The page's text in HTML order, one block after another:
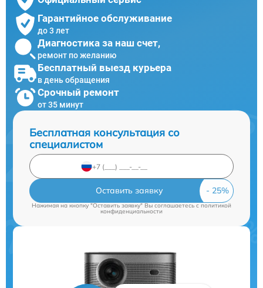
Гарантийное обслуживание
до 3 лет
Диагностика за наш счет,
ремонт по желанию
Бесплатный выезд курьера
в день обращения
Срочный ремонт
от 35 минут
Бесплатная консультация со
специалистом
Оставить заявку
Нажимая на кнопку "Оставить заявку" Вы соглашаетесь cполитикой
конфиденциальности